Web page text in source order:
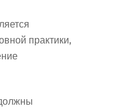
практики,